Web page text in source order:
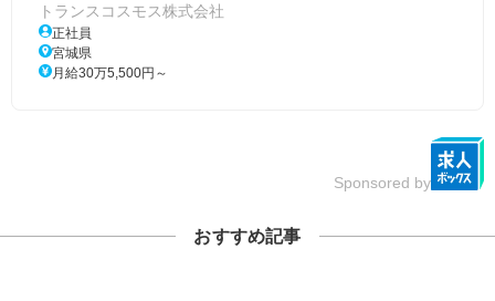
トランスコスモス株式会社
正社員
宮城県
月給30万5,500円～
Sponsored by
おすすめ記事